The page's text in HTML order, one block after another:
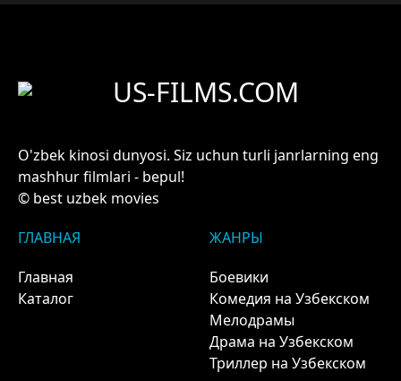
US-FILMS.COM
O'zbek kinosi dunyosi. Siz uchun turli janrlarning eng
mashhur filmlari - bepul!
© best uzbek movies
ГЛАВНАЯ
Главная
Каталог
ЖАНРЫ
Боевики
Комедия на Узбекском
Мелодрамы
Драма на Узбекском
Триллер на Узбекском